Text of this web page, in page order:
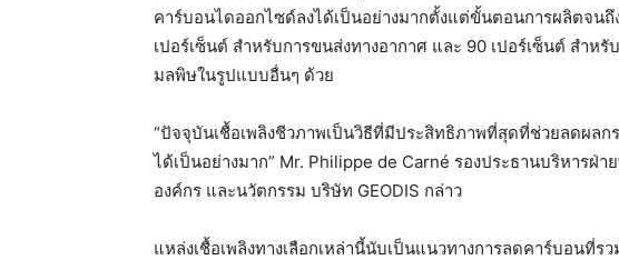
คาร์บอนไดออกไซด์ลงได้เป็นอย่างมากตั้งแต่ขั้นตอนการผลิตจนถึ
เปอร์เซ็นต์ สำหรับการขนส่งทางอากาศ และ 90 เปอร์เซ็นต์ สำห
มลพิษในรูปแบบอื่นๆ ด้วย
“ปัจจุบันเชื้อเพลิงชีวภาพเป็นวิธีที่มีประสิทธิภาพที่สุดที่ช่วยลดผล
ได้เป็นอย่างมาก” Mr. Philippe de Carné รองประธานบริหาร
องค์กร และนวัตกรรม บริษัท GEODIS กล่าว
แหล่งเชื้อเพลิงทางเลือกเหล่านี้นับเป็นแนวทางการลดคาร์บอนที่ร